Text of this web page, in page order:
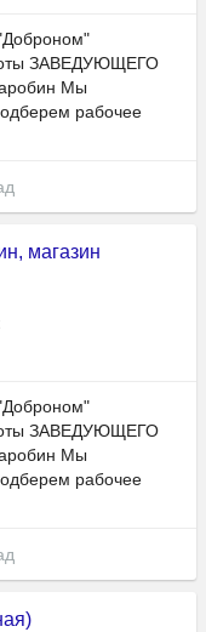
ЗАВЕДУЮЩЕГО
Мы
рабочее
магазин
ЗАВЕДУЮЩЕГО
Мы
рабочее